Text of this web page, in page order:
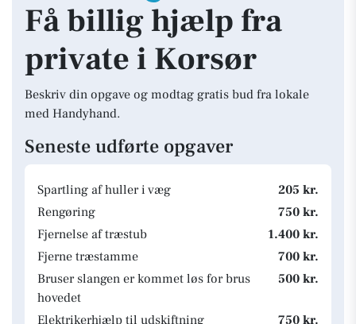
Få billig hjælp fra
private i Korsør
Beskriv din opgave og modtag gratis bud fra lokale
med Handyhand.
Seneste udførte opgaver
Spartling af huller i væg
205 kr.
Rengøring
750 kr.
Fjernelse af træstub
1.400 kr.
Fjerne træstamme
700 kr.
Bruser slangen er kommet løs for brus
hovedet
500 kr.
Elektrikerhjælp til udskiftning 750 kr.